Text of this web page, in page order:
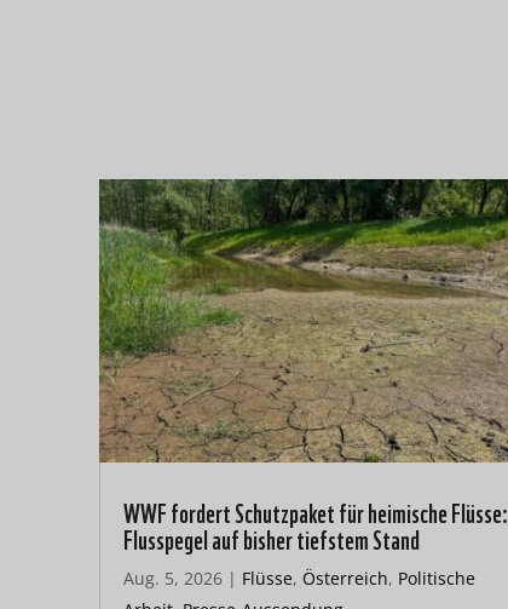
WWF fordert Schutzpaket für heimische Flüsse:
Flusspegel auf bisher tiefstem Stand
Aug. 5, 2026 | Flüsse, Österreich, Politische